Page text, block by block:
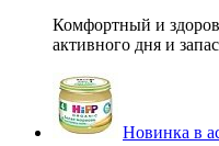
Комфортный и
активного дня и
Новинка в